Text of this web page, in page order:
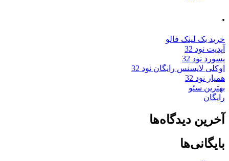
.
خرید بک لینک فالو
آپدیت نود 32
پسورد نود 32
اوکلی لایسنس رایگان نود 32
همیار نود 32
بهترین سئو
رایگان
آخرین دیدگاه‌ها
بایگانی‌ها